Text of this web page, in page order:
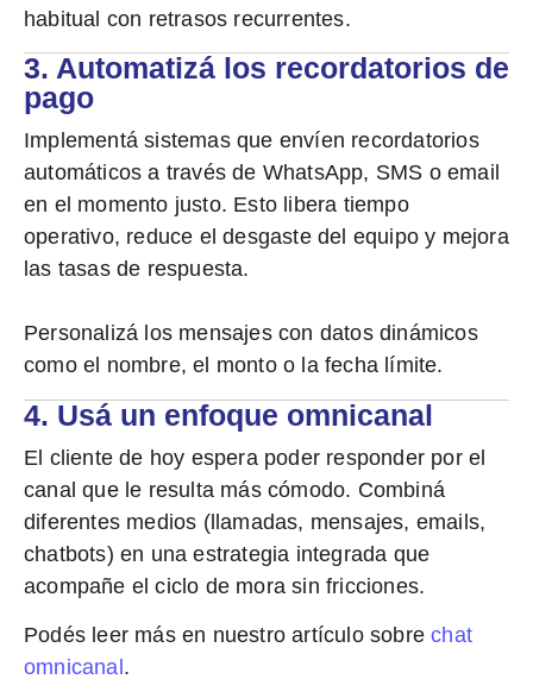
habitual con retrasos recurrentes.
3. Automatizá los recordatorios de
pago
Implementá sistemas que envíen recordatorios
automáticos a través de WhatsApp, SMS o email
en el momento justo. Esto libera tiempo
operativo, reduce el desgaste del equipo y mejora
las tasas de respuesta.
Personalizá los mensajes con datos dinámicos
como el nombre, el monto o la fecha límite.
4. Usá un enfoque omnicanal
El cliente de hoy espera poder responder por el
canal que le resulta más cómodo. Combiná
diferentes medios (llamadas, mensajes, emails,
chatbots) en unaestrategia integrada que
acompañe el ciclo de mora sin fricciones.
Podés leer más en nuestro artículo sobrechat
omnicanal .